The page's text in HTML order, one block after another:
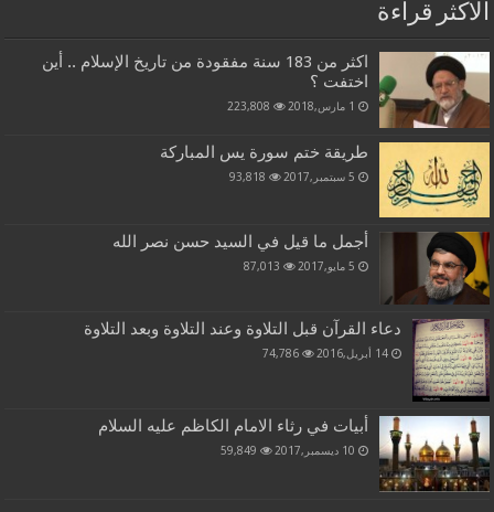
الاكثر قراءة
اكثر من 183 سنة مفقودة من تاريخ الإسلام .. أين
اختفت ؟
1 مارس,2018 223,808
طريقة ختم سورة يس المباركة
5 سبتمبر,2017 93,818
أجمل ما قيل في السيد حسن نصر الله
5 مايو,2017 87,013
دعاء القرآن قبل التلاوة وعند التلاوة وبعد التلاوة
14 أبريل,2016 74,786
أبيات في رثاء الامام الكاظم عليه السلام
10 ديسمبر,2017 59,849